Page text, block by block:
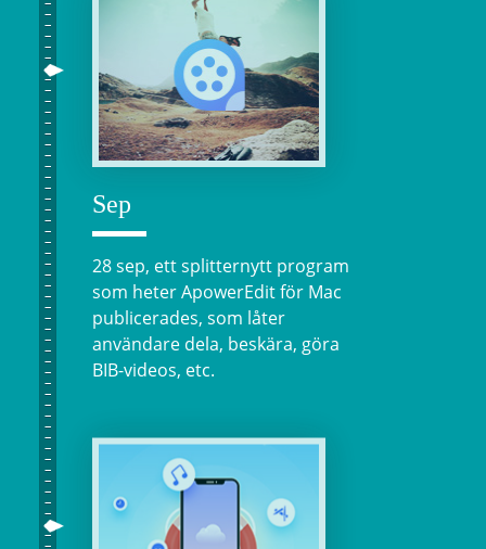
Sep
28 sep, ett splitternytt program
som heter ApowerEdit för Mac
publicerades, som låter
användare dela, beskära, göra
BIB-videos, etc.